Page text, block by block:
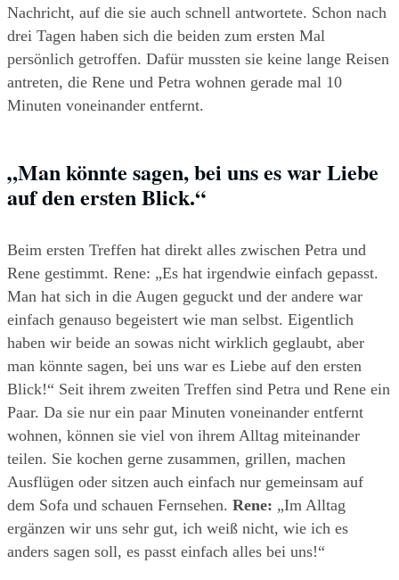
Nachricht, auf die sie auch schnell antwortete. Schon nach
drei Tagen haben sich die beiden zum ersten Mal
persönlich getroffen. Dafür mussten sie keine lange Reisen
antreten, die Rene und Petra wohnen gerade mal 10
Minuten voneinander entfernt.
„Man könnte sagen, bei uns es war Liebe
auf den ersten Blick.“
Beim ersten Treffen hat direkt alles zwischen Petra und
Rene gestimmt. Rene: „Es hat irgendwie einfach gepasst.
Man hat sich in die Augen geguckt und der andere war
einfach genauso begeistert wie man selbst. Eigentlich
haben wir beide an sowas nicht wirklich geglaubt, aber
man könnte sagen, bei uns war es Liebe auf den ersten
Blick!“ Seit ihrem zweiten Treffen sind Petra und Rene ein
Paar. Da sie nur ein paar Minuten voneinander entfernt
wohnen, können sie viel von ihrem Alltag miteinander
teilen. Sie kochen gerne zusammen, grillen, machen
Ausflügen oder sitzen auch einfach nur gemeinsam auf
dem Sofa und schauen Fernsehen. Rene: „Im Alltag
ergänzen wir uns sehr gut, ich weiß nicht, wie ich es
anders sagen soll, es passt einfach alles bei uns!“